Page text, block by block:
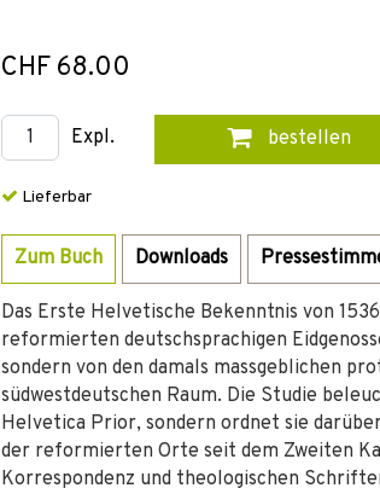
CHF 68.00
Expl. bestellen
Lieferbar
Zum Buch Downloads
Das Erste Helvetische Bekenntnis von
reformierten deutschsprachigen
sondern von den damals massgeblichen
südwestdeutschen Raum. Die Studie
Helvetica Prior, sondern ordnet sie
der reformierten Orte seit dem Zweiten
Korrespondenz und theologischen